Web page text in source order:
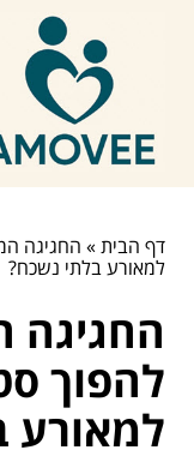
דף הבית» החגיגה
למאורע בלתי נשכח?
החגיגה
להפוך
למאורע